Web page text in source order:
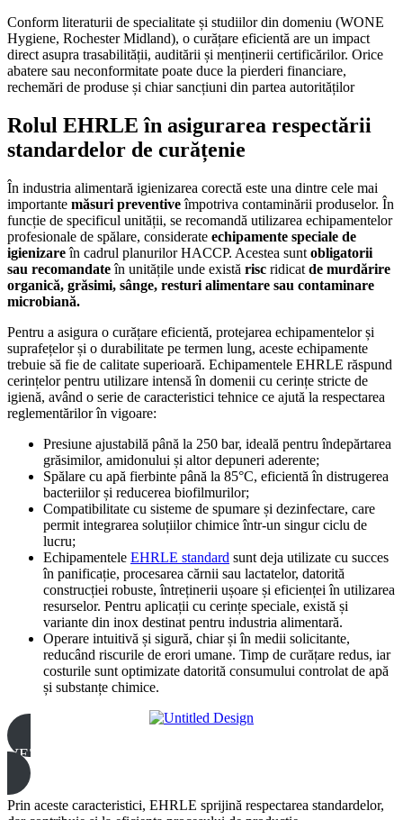
Conform literaturii de specialitate și studiilor din domeniu (WONE
Hygiene, Rochester Midland), o curățare eficientă are un impact
direct asupra trasabilității, auditării și menținerii certificărilor. Orice
abatere sau neconformitate poate duce la pierderi financiare,
rechemări de produse și chiar sancțiuni din partea autorităților
Rolul EHRLE în asigurarea respectării
standardelor de curățenie
În industria alimentară igienizarea corectă este una dintre cele mai
importante măsuri preventiveîmpotriva contaminării produselor. În
funcție de specificul unității, se recomandă utilizarea echipamentelor
profesionale de spălare, considerate echipamente speciale de
igienizareîn cadrul planurilor HACCP. Acestea sunt obligatorii
sau recomandateîn unitățile unde există risc ridicat de murdărire
organică, grăsimi, sânge, resturi alimentare sau contaminare
microbiană.
Pentru a asigura o curățare eficientă, protejarea echipamentelor și
suprafețelor și o durabilitate pe termen lung, aceste echipamente
trebuie să fie de calitate superioară. Echipamentele EHRLE răspund
cerințelor pentru utilizare intensă în domenii cu cerințe stricte de
igienă, având o serie de caracteristici tehnice ce ajută la respectarea
reglementărilor în vigoare:
Presiune ajustabilă până la 250 bar, ideală pentru îndepărtarea
grăsimilor, amidonului și altor depuneri aderente;
Spălare cu apă fierbinte până la 85°C, eficientă în distrugerea
bacteriilor și reducerea biofilmurilor;
Compatibilitate cu sisteme de spumare și dezinfectare, care
permit integrarea soluțiilor chimice într-un singur ciclu de
lucru;
Echipamentele EHRLE standard sunt deja utilizate cu succes
în panificație, procesarea cărnii sau lactatelor, datorită
construcției robuste, întreținerii ușoare și eficienței în utilizarea
resurselor. Pentru aplicații cu cerințe speciale, există și
variante din inox destinat pentru industria alimentară.
Operare intuitivă și sigură, chiar și în medii solicitante,
reducând riscurile de erori umane. Timp de curățare redus, iar
costurile sunt optimizate datorită consumului controlat de apă
și substanțe chimice.
VEZI PRODUSUL
Prin aceste caracteristici, EHRLE sprijină respectarea standardelor,